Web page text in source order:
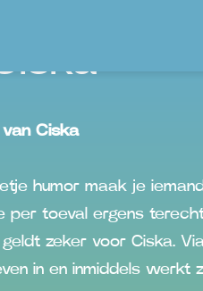
Ciska
humor maak je
per toeval ergens
zeker voor Ciska.
in en inmiddels